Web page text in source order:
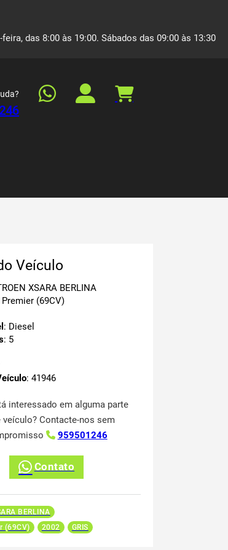
das 8:00 às 19:00. Sábados das 09:00 às 13:30
Veículo
XSARA BERLINA
Premier (69CV)
: Diesel
: 5
: 41946
interessado em alguma parte
veículo? Contacte-nos sem
959501246
Contato
BERLINA
(69CV)
2002 GRIS